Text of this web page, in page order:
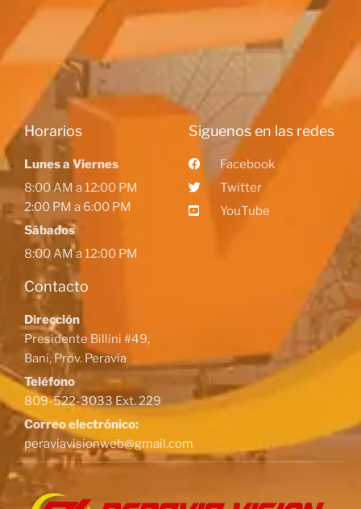
Horarios
Lunes a Viernes
8:00 AM a 12:00 PM
2:00 PM a 6:00 PM
Sábados
8:00 AM a 12:00 PM
Contacto
Dirección
Presidente Billini #49,
Baní, Prov. Peravia
Teléfono
809-522-3033 Ext. 229
Correo electrónico:
peraviavisionweb@gmail.com
Siguenos en las redes
Facebook
Twitter
YouTube